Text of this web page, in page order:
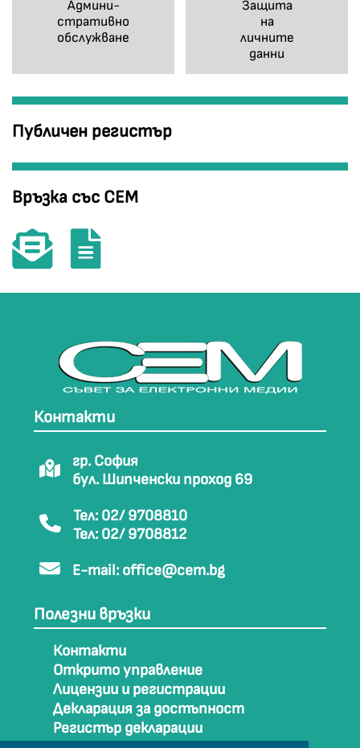
Админи-
стративно
обслужване
Защита
на
личните
данни
Публичен регистър
Връзка със СЕМ
Контакти
гр. София
бул. Шипченски проход 69
Тел: 02/ 9708810
Тел: 02/ 9708812
E-mail: office@cem.bg
Полезни връзки
Контакти
Открито управление
Лицензии и регистрации
Декларация за достъпност
Регистър декларации